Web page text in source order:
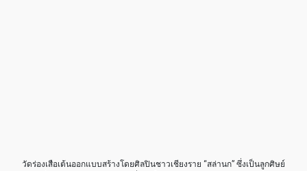
วัดร่องเสือเต้นออกแบบสร้างโดยศิลปินชาวเชียงราย “สล่านก” ซึ่งเป็นลูกศิษย์